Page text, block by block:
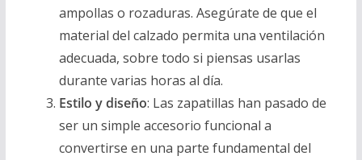
ampollas o rozaduras. Asegúrate de que el
material del calzado permita una ventilación
adecuada, sobre todo si piensas usarlas
durante varias horas al día.
Estilo y diseño: Las zapatillas han pasado de
ser un simple accesorio funcional a
convertirse en una parte fundamental del